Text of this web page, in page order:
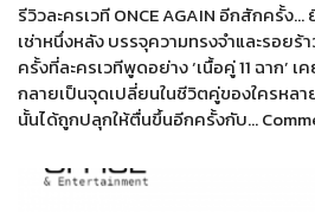
รีวิวละครเวที ONCE AGAIN อีกสักครั้ง…
เช่าหนึ่งหลัง บรรจุความทรงจำและรอยร้
ครั้งที่ละครเวทีพูดอย่าง ‘เนื้อคู่ 11 ฉาก’
กลายเป็นจุดเปลี่ยนในชีวิตคู่ของใครหล
นั้นได้ถูกปลุกให้ตื่นขึ้นอีกครั้งกับ…